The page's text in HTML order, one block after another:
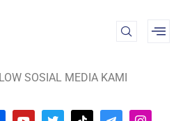
SOSIAL MEDIA KAMI